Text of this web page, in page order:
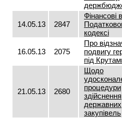
14.05.13 2847
Фінансові
кодексі
16.05.13 2075
Про
подвигу
під
21.05.13 2680
Щодо
процедури
здійснення
державних
закупівель